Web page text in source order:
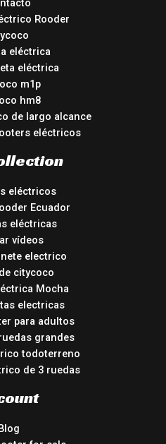
Rooder
eléctrica
eléctrica
m1p
hm8
de largo alcance
eléctricos
eléctricos
Ecuador
eléctricas
vídeos
electrico
citycoco
Mocha
electricas
para adultos
grandes
todoterreno
de 3 ruedas